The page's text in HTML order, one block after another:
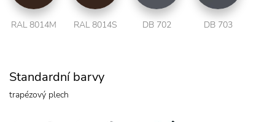
RAL 8014M RAL 8014S DB 702 DB 703
Standardní barvy
trapézový plech